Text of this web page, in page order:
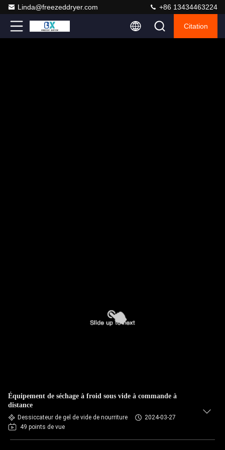
Linda@freezeddryer.com +86 13434463224
Citation
Équipement de séchage à froid sous vide à commande à
distance
Dessiccateur de gel de vide de nourriture
2024-03-27
49 points de vue